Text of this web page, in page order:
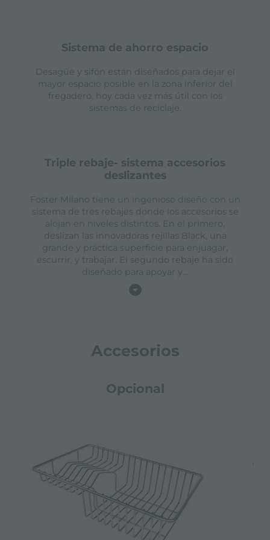
sistema de ahorro espacio
Desagüe y sifón están diseñados para dejar el
mayor espacio posible en la zona inferior del
fregadero, hoy cada vez más útil con los
sistemas de reciclaje.
triple rebaje- sistema accesorios
deslizantes
Foster Milano tiene un ingenioso diseño con un
sistema de tres rebajes donde los accesorios se
alojan en niveles distintos. En el primero,
deslizan las innovadoras rejillas Black, una
grande y práctica superficie para enjuagar,
escurrir, y trabajar. El segundo rebaje ha sido
diseñado para apoyar y...
Accesorios
Opcional